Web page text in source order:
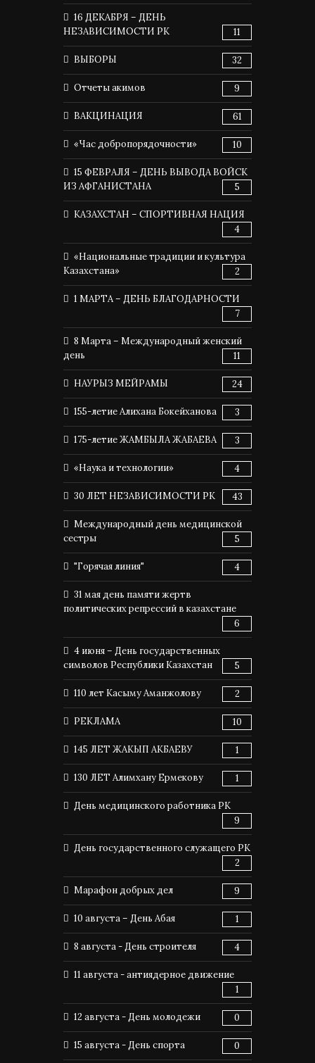
16 ДЕКАБРЯ – ДЕНЬ
НЕЗАВИСИМОСТИ РК
11
ВЫБОРЫ 32
Отчеты акимов 9
ВАКЦИНАЦИЯ 61
«Час добропорядочности» 10
15 ФЕВРАЛЯ – ДЕНЬ ВЫВОДА ВОЙСК
ИЗ АФГАНИСТАНА
5
КАЗАХСТАН – СПОРТИВНАЯ НАЦИЯ
4
«Национальные традиции и культура
Казахстана»
2
1 МАРТА – ДЕНЬ БЛАГОДАРНОСТИ
7
8 Марта – Международный женский
день
11
НАУРЫЗ МЕЙРАМЫ 24
155-летие Алихана Бокейханова 3
175-летие ЖАМБЫЛА ЖАБАЕВА 3
«Наука и технологии» 4
30 ЛЕТ НЕЗАВИСИМОСТИ РК 43
Международный день медицинской
сестры
5
"Горячая линия" 4
31 мая день памяти жертв
политических репрессий в казахстане
6
4 июня – День государственных
символов Республики Казахстан
5
110 лет Касыму Аманжолову 2
РЕКЛАМА 10
145 ЛЕТ ЖАКЫП АКБАЕВУ 1
130 ЛЕТ Алимхану Ермекову 1
День медицинского работника РК
9
День государственного служащего РК
2
Марафон добрых дел 9
10 августа – День Абая 1
8 августа - День строителя 4
11 августа - антиядерное движение
1
12 августа - День молодежи 0
15 августа - День спорта 0